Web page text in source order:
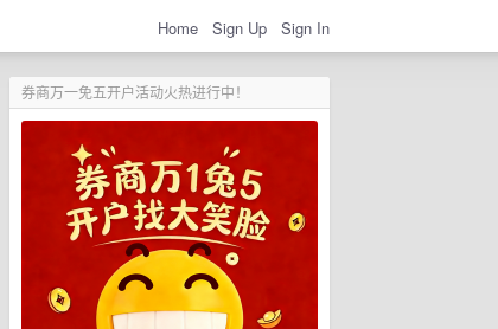
Home Sign Up Sign In
券商万一免五开户活动火热进行中！